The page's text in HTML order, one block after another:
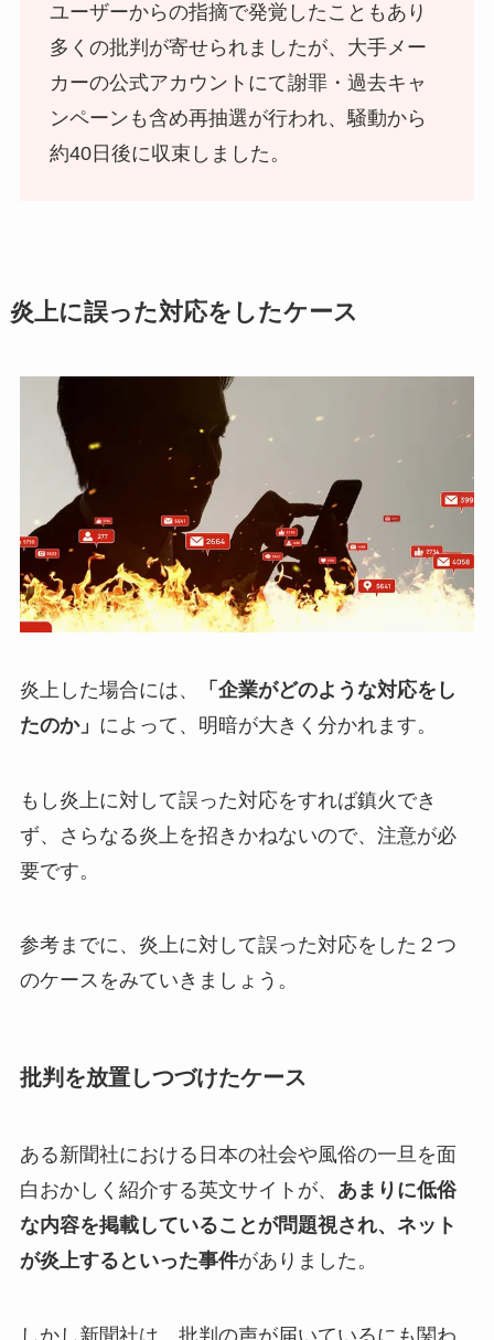
ユーザーからの指摘で発覚したこともあり
多くの批判が寄せられましたが、大手メー
カーの公式アカウントにて謝罪・過去キャ
ンペーンも含め再抽選が行われ、騒動から
約40日後に収束しました。
炎上に誤った対応をしたケース
炎上した場合には、
「企業がどのような対応をし
たのか」 によって、明暗が大きく分かれます。
もし炎上に対して誤った対応をすれば鎮火でき
ず、さらなる炎上を招きかねないので、注意が必
要です。
参考までに、炎上に対して誤った対応をした２つ
のケースをみていきましょう。
批判を放置しつづけたケース
ある新聞社における日本の社会や風俗の一旦を面
白おかしく紹介する英文サイトが、 あまりに低俗
な内容を掲載していることが問題視され、ネット
が炎上するといった事件がありました。
しかし新聞社は、批判の声が届いているにも関わ